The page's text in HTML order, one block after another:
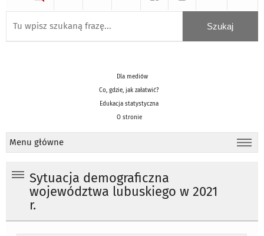
Dla mediów
Co, gdzie, jak załatwić?
Edukacja statystyczna
O stronie
Menu główne
Sytuacja demograficzna
województwa lubuskiego w 2021
r.